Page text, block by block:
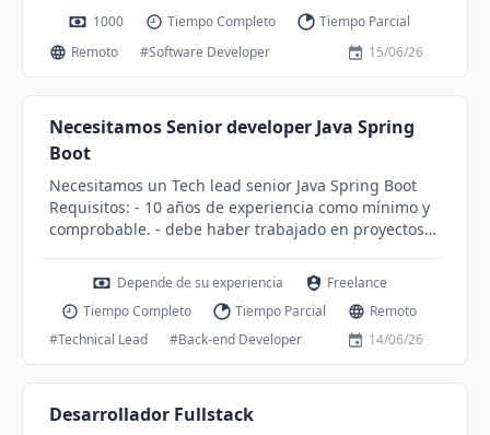
contactless), soporte y mantenimiento de aplicaciones
transaccionales en terminales de pago.
1000 Tiempo Completo
Tiempo Parcial
Remoto
#Software Developer 15/06/26
Necesitamos Senior developer Java Spring
Boot
Necesitamos un Tech lead senior Java Spring Boot
Requisitos: - 10 años de experiencia como mínimo y
comprobable. - debe haber trabajado en proyectos
reales de empresas en donde ha Trabajado - debe
haber trabajado mas de 1 año como mínimo en la
mayoría de sus trabajos. - muy buena reputación en
la industria - Solo experto Java (No contratamos full
stack.) Todos excluyente. Por favor Solo Tech lead o
devs seniors. Le esperamos para que pueda liderar el
equipo. Favor contactar al WhatsApp +56998000360
Depende de su experiencia
Freelance
Tiempo Completo
Tiempo Parcial
Remoto
#Technical Lead
#Back-end Developer 14/06/26
Desarrollador Fullstack